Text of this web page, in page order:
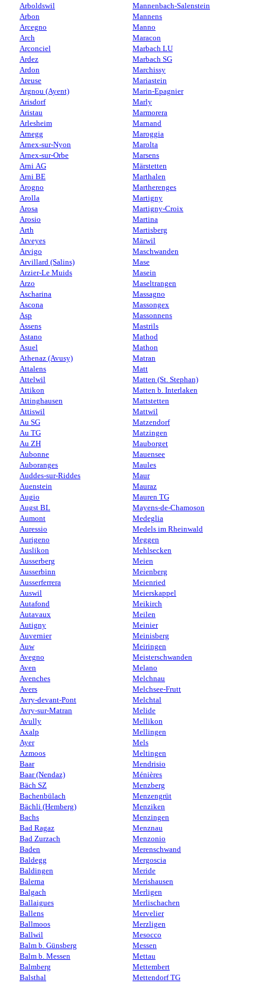
Arboldswil
Arbon
Arcegno
Arch
Arconciel
Ardez
Ardon
Areuse
Argnou (Ayent)
Arisdorf
Aristau
Arlesheim
Arnegg
Arnex-sur-Nyon
Arnex-sur-Orbe
Arni AG
Arni BE
Arogno
Arolla
Arosa
Arosio
Arth
Arveyes
Arvigo
Arvillard (Salins)
Arzier-Le Muids
Arzo
Ascharina
Ascona
Asp
Assens
Astano
Asuel
Athenaz (Avusy)
Attalens
Attelwil
Attikon
Attinghausen
Attiswil
Au SG
Au TG
Au ZH
Aubonne
Auboranges
Auddes-sur-Riddes
Auenstein
Augio
Augst BL
Aumont
Auressio
Aurigeno
Auslikon
Ausserberg
Ausserbinn
Ausserferrera
Auswil
Autafond
Autavaux
Autigny
Auvernier
Auw
Avegno
Aven
Avenches
Avers
Avry-devant-Pont
Avry-sur-Matran
Avully
Axalp
Ayer
Azmoos
Baar
Baar (Nendaz)
Bäch SZ
Bachenbülach
Bächli (Hemberg)
Bachs
Bad Ragaz
Bad Zurzach
Baden
Baldegg
Baldingen
Balerna
Balgach
Ballaigues
Ballens
Ballmoos
Ballwil
Balm b. Günsberg
Balm b. Messen
Balmberg
Balsthal
Mannenbach-Salenstein
Mannens
Manno
Maracon
Marbach LU
Marbach SG
Marchissy
Mariastein
Marin-Epagnier
Marly
Marmorera
Marnand
Maroggia
Marolta
Marsens
Märstetten
Marthalen
Martherenges
Martigny
Martigny-Croix
Martina
Martisberg
Märwil
Maschwanden
Mase
Masein
Maseltrangen
Massagno
Massongex
Massonnens
Mastrils
Mathod
Mathon
Matran
Matt
Matten (St. Stephan)
Matten b. Interlaken
Mattstetten
Mattwil
Matzendorf
Matzingen
Mauborget
Mauensee
Maules
Maur
Mauraz
Mauren TG
Mayens-de-Chamoson
Medeglia
Medels im Rheinwald
Meggen
Mehlsecken
Meien
Meienberg
Meienried
Meierskappel
Meikirch
Meilen
Meinier
Meinisberg
Meiringen
Meisterschwanden
Melano
Melchnau
Melchsee-Frutt
Melchtal
Melide
Mellikon
Mellingen
Mels
Meltingen
Mendrisio
Ménières
Menzberg
Menzengrüt
Menziken
Menzingen
Menznau
Menzonio
Merenschwand
Mergoscia
Meride
Merishausen
Merligen
Merlischachen
Mervelier
Merzligen
Mesocco
Messen
Mettau
Mettembert
Mettendorf TG